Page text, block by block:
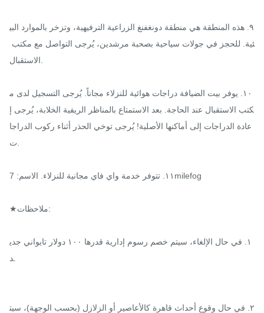
٩. هذه المنطقة هي منطقة دونغفنغ الزراعية الترفيهية، وتزخر بالموارد البي
الاستقبال.
١٠. يوفر بيت الضيافة دراجات هوائية للنزلاء مجاناً. يُرجى التسجيل لدى م
كتب الاستقبال عند الحاجة. بعد الاستمتاع بالمناظر الريفية الخلابة، يُرجى إ
عادة الدراجات إلى أماكنها الأصلية! يُرجى توخي الحذر أثناء ركوب الدراجا
ت.
١١. تتوفر خدمة واي فاي مجانية للنزلاء. الاسم: 7milefog
★ملاحظات:
١. في حال الإلغاء، سيتم خصم رسوم إدارية قدرها ١٠٠ دولار تايواني جدي
د.
٢. في حال وقوع أحداث قاهرة كالأعاصير أو الزلازل (بحسب الوجهة)، سيت